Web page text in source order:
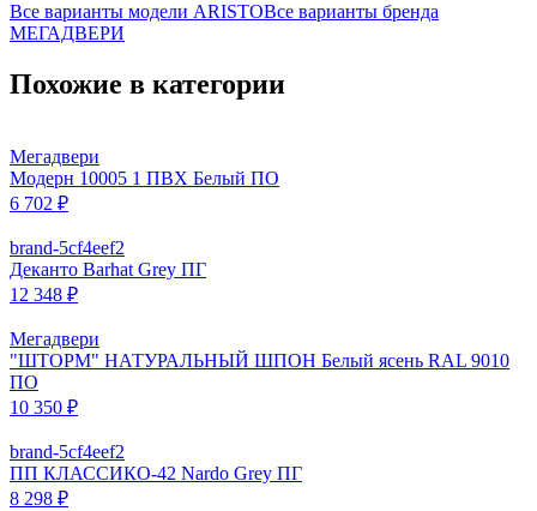
Все варианты модели ARISTOВсе варианты бренда
МЕГАДВЕРИ
Похожие в категории
Мегадвери
Модерн 10005 1 ПВХ Белый ПО
6 702 ₽
brand-5cf4eef2
Деканто Barhat Grey ПГ
12 348 ₽
Мегадвери
"ШТОРМ" НАТУРАЛЬНЫЙ ШПОН Белый ясень RAL 9010
ПО
10 350 ₽
brand-5cf4eef2
ПП КЛАССИКО-42 Nardo Grey ПГ
8 298 ₽